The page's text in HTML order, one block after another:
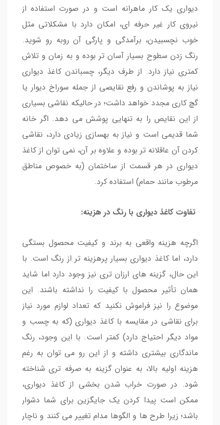
دیواری یک کار ماهرانه است و در صورت استفاده از
نیروی کار غیر حرفه ای، امکان دارد با مشکلاتی مثل
خوب نچسبیدن، برآمدگی و پارگی آن روبه رو شوید.
رنگ زدن سطوح بسیار آسان تر بوده و به زمان و تلاش
کمتری نیاز دارد. از طرف دیگر، چسباندن کاغذ دیواری
نیاز به پوشاندن و رفع نقایصی از جمله سوراخ دیوار یا
گچ کاری مجدد خواهد داشت؛ در حالیکه نقاشی بسیاری
از این نقایص را به تنهایی پوشش می دهد. اگر خانه
شما قدیمی است و نیاز به بهسازی زیادی دارد، نقاشی
کردن آن عاقلانه تر بوده و علاوه بر آن، نمی توان از کاغذ
دیواری در هر قسمت از ساختمان (به خصوص مناطق
مرطوب مانند حمام) استفاده کرد.
تفاوت کاغذ دیواری با رنگ در هزینه:
اگرچه هزینه واقعی به برند و کیفیت محصول بستگی
دارد، اما کاغذ دیواری بسیار پرهزینه تر از رنگ است. با
این حال، گزینه های ارزان تری نیز وجود دارد اما شاید
همان تأثیر محصول با کیفیت را نداشته باشند. این
موضوع را نیز فراموش نکنید که تعداد لوازم مورد نیاز
برای نقاشی در مقایسه با کاغذ دیواری (که به چسب و
مواد دیگر احتیاج دارد) کمتر است. با این وجود، رنگ
ماندگاری بیشتری داشته و از این رو می توان به رغم
هزینه اولیه بالا، به عنوان گزینه به صرفه تری شناخته
شود. در صورت خراب شدن بخشی از کاغذ دیواری،
ممکن است پیدا کردن یک جایگزین برای شما دشوار
باشد؛ زیرا طرح ها و الگوها مدام تغییر می کنند و ناچار